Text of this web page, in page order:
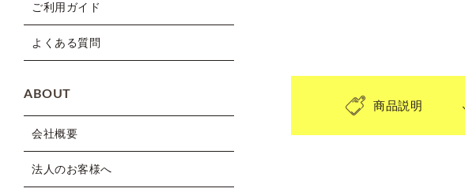
ご利用ガイド
よくある質問
ABOUT
会社概要
法人のお客様へ
商品説明